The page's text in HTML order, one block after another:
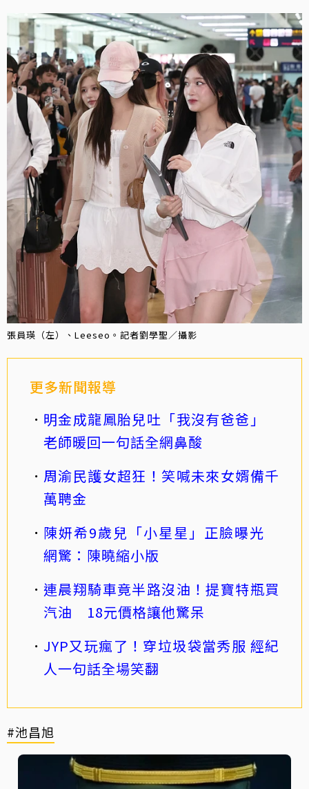
張員瑛（左）、Leeseo。記者劉學聖／攝影
更多新聞報導
明金成龍鳳胎兒吐「我沒有爸爸」
老師暖回一句話全網鼻酸
周渝民護女超狂！笑喊未來女婿備千
萬聘金
陳妍希9歲兒「小星星」正臉曝光
網驚：陳曉縮小版
連晨翔騎車竟半路沒油！提寶特瓶買
汽油 18元價格讓他驚呆
JYP又玩瘋了！穿垃圾袋當秀服 經紀
人一句話全場笑翻
#池昌旭